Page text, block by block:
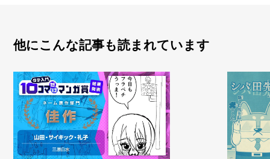
他にこんな記事も読まれています